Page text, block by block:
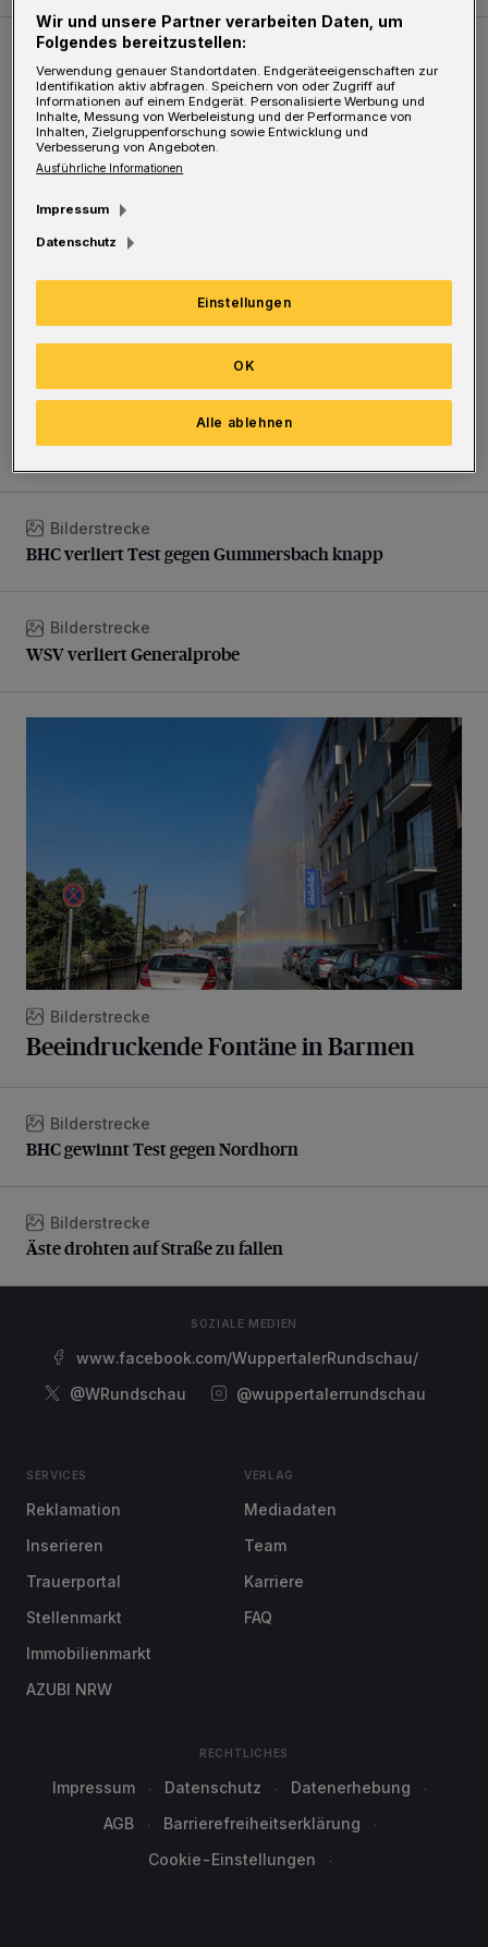
Weitere Bilderstrecken
Sommer in der Elberfelder City
Sommer in der Elberfelder City
BHC verliert Test gegen Gummersbach knapp
Bilderstrecke
BHC verliert Test gegen Gummersbach knapp
WSV verliert Generalprobe
Bilderstrecke
WSV verliert Generalprobe
Bilderstrecke
Beeindruckende Fontäne in Barmen
BHC gewinnt Test gegen Nordhorn
Bilderstrecke
BHC gewinnt Test gegen Nordhorn
Äste drohten auf Straße zu fallen
Bilderstrecke
Äste drohten auf Straße zu fallen
SOZIALE MEDIEN
www.facebook.com/WuppertalerRundschau/
@WRundschau
@wuppertalerrundschau
SERVICES
Reklamation
Inserieren
Trauerportal
Stellenmarkt
Immobilienmarkt
AZUBI NRW
VERLAG
Mediadaten
Team
Karriere
FAQ
RECHTLICHES
Impressum Datenschutz
Datenerhebung
AGB
Barrierefreiheitserklärung
Cookie-Einstellungen
Wir und unsere Partner verarbeiten Daten, um
Folgendes bereitzustellen:
Verwendung genauer Standortdaten. Endgeräteeigenschaften zur
Identifikation aktiv abfragen. Speichern von oder Zugriff auf
Informationen auf einem Endgerät. Personalisierte Werbung und
Inhalte, Messung von Werbeleistung und der Performance von
Inhalten, Zielgruppenforschung sowie Entwicklung und
Verbesserung von Angeboten.
Ausführliche Informationen
Impressum
Datenschutz
Einstellungen
Alle ablehnen
OK